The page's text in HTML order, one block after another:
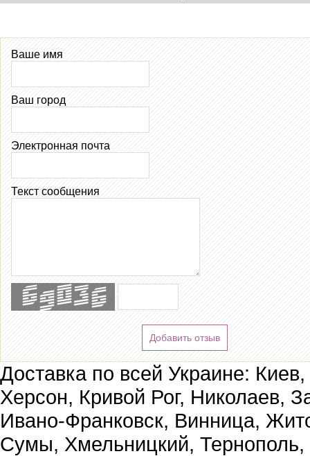
Ваше имя
Ваш город
Электронная почта
Текст сообщения
Добавить отзыв
Доставка по всей Украине:
Херсон, Кривой Рог, Николаев,
Ивано-Франковск, Винница,
Сумы, Хмельницкий, Тернополь,